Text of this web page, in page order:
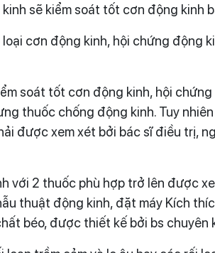
sẽ kiểm soát tốt cơn động kinh
cơn động kinh, hội chứng động
soát tốt cơn động kinh, hội
thuốc chống động kinh. Tuy
được xem xét bởi bác sĩ điều trị,
với 2 thuốc phù hợp trở lên được
thuật động kinh, đặt máy Kích
béo, được thiết kế bởi bs chuyên